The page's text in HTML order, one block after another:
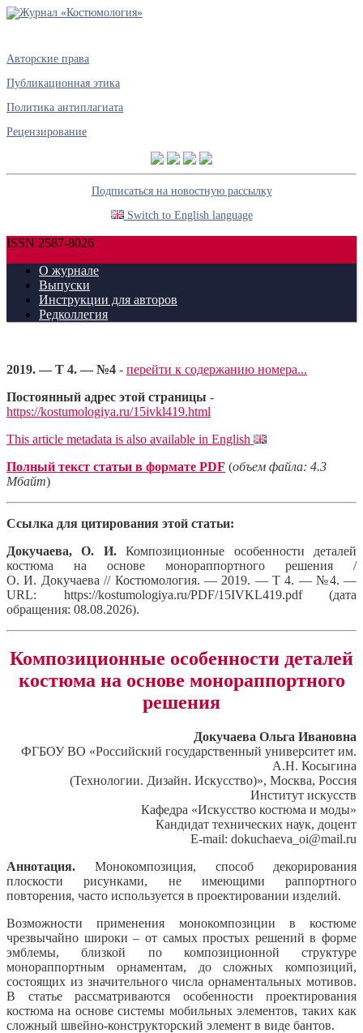
Авторские права
Публикационная этика
Политика антиплагиата
Рецензирование
Подписаться на новостную рассылку
Switch to English language
ISSN 2587-8026
О журнале
Выпуски
Инструкции для авторов
Редколлегия
2019. — Т 4. — №4 - перейти к содержанию номера...
Постоянный адрес этой страницы -
https://kostumologiya.ru/15ivkl419.html
This article metadata is also available in English
Полный текст статьи в формате PDF (объем файла: 4.3
Мбайт)
Ссылка для цитирования этой статьи:
Докучаева, О. И.Композиционные особенности деталей
костюма на основе монораппортного решения /
О. И. Докучаева // Костюмология. — 2019. — Т 4. — №4. —
URL: https://kostumologiya.ru/PDF/15IVKL419.pdf (дата
обращения: 08.08.2026).
Композиционные особенности деталей
костюма на основе монораппортного
решения
Докучаева Ольга Ивановна
ФГБОУ ВО «Российский государственный университет им.
А.Н. Косыгина
(Технологии. Дизайн. Искусство)», Москва, Россия
Институт искусств
Кафедра «Искусство костюма и моды»
Кандидат технических наук, доцент
E-mail: dokuchaeva_oi@mail.ru
Аннотация. Монокомпозиция, способ декорирования
плоскости рисунками, не имеющими раппортного
повторения, часто используется в проектировании изделий.
Возможности применения монокомпозиции в костюме
чрезвычайно широки – от самых простых решений в форме
эмблемы, близкой по композиционной структуре
монораппортным орнаментам, до сложных композиций,
состоящих из значительного числа орнаментальных мотивов.
В статье рассматриваются особенности проектирования
костюма на основе системы мобильных элементов, таких как
сложный швейно-конструкторский элемент в виде бантов.